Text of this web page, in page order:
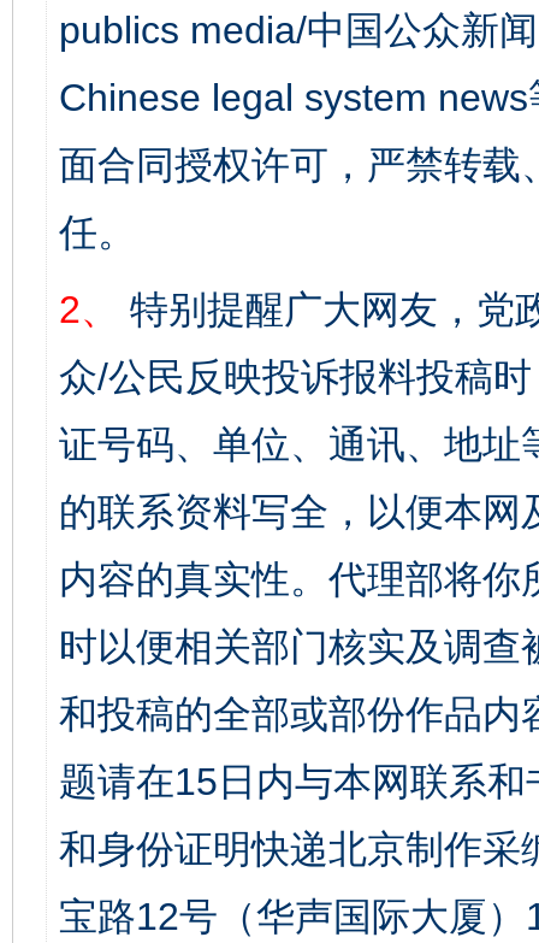
publics media/中国公众新
Chinese legal system
面合同授权许可，严禁转
任。
2、
特别提醒广大网友，党
众/公民反映投诉报料投稿
证号码、单位、通讯、地
的联系资料写全，以便本
内容的真实性。代理部将
时以便相关部门核实及调
和投稿的全部或部份作品
题请在15日内与本网联系
和身份证明快递北京制作
宝路12号（华声国际大厦